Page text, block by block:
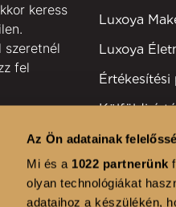
Az Ön adatainak
Mi és a 1022 partnerünk
olyan technológiákat
adataihoz a készülékén,
keress
szeretnél
fel
Luxoya
Luxoya
Külföldi
Területi